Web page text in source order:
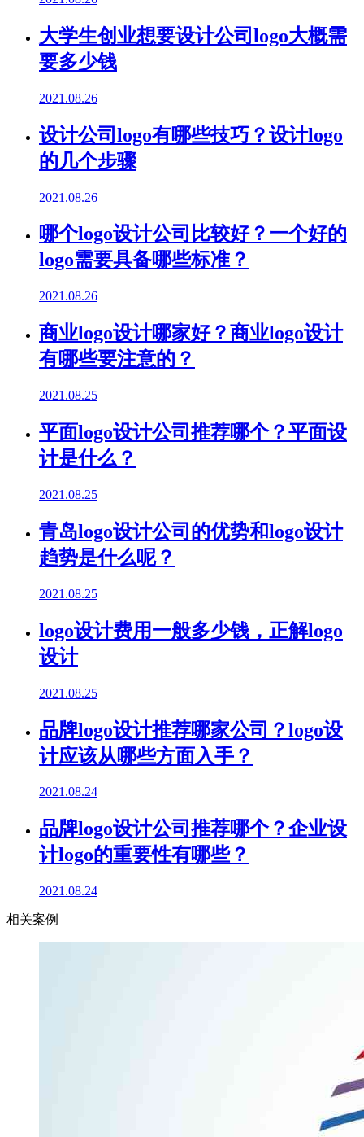
大学生创业想要设计公司logo大概需
要多少钱
2021.08.26
设计公司logo有哪些技巧？设计logo
的几个步骤
2021.08.26
哪个logo设计公司比较好？一个好的
logo需要具备哪些标准？
2021.08.26
商业logo设计哪家好？商业logo设计
有哪些要注意的？
2021.08.25
平面logo设计公司推荐哪个？平面设
计是什么？
2021.08.25
青岛logo设计公司的优势和logo设计
趋势是什么呢？
2021.08.25
logo设计费用一般多少钱，正解logo
设计
2021.08.25
品牌logo设计推荐哪家公司？logo设
计应该从哪些方面入手？
2021.08.24
品牌logo设计公司推荐哪个？企业设
计logo的重要性有哪些？
2021.08.24
相关案例